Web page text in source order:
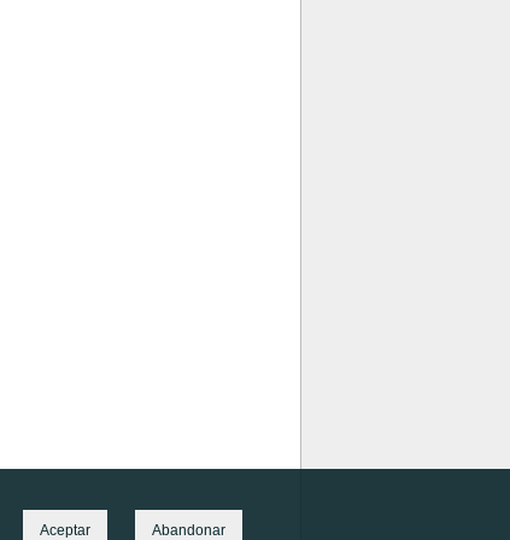
Aceptar Abandonar